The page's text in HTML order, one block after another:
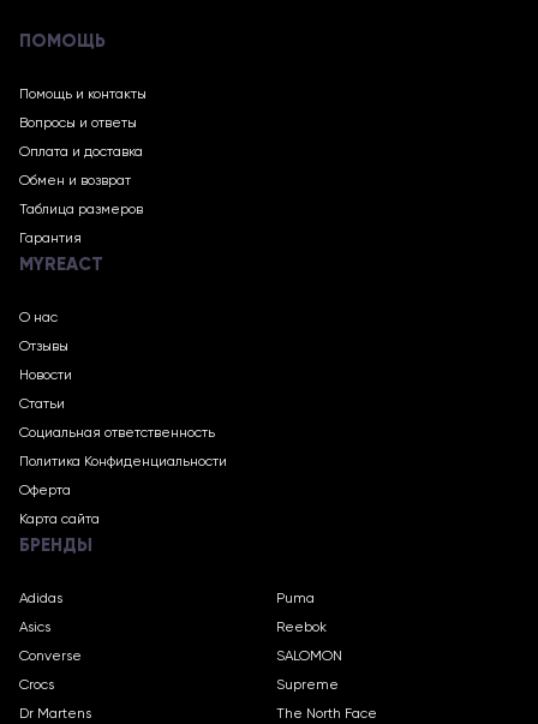
ПОМОЩЬ
Помощь и контакты
Вопросы и ответы
Оплата и доставка
Обмен и возврат
Таблица размеров
Гарантия
MYREACT
О нас
Отзывы
Новости
Статьи
Социальная ответственность
Политика Конфиденциальности
Оферта
Карта сайта
БРЕНДЫ
Adidas
Asics
Converse
Crocs
Dr Martens
Puma
Reebok
SALOMON
Supreme
The North Face